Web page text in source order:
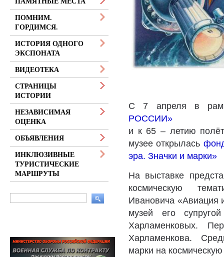
С 7 апреля в
РОССИИ»
и к 65 – летию
музее открылась
эра. Значки и марки»
На выставке
космическую
Ивановича «Авиация
музей его
Харламенковых.
Харламенкова.
марки на космическую
ПОМНИМ.
ГОРДИМСЯ.
ИСТОРИЯ ОДНОГО
ЭКСПОНАТА
ВИДЕОТЕКА
СТРАНИЦЫ
ИСТОРИИ
НЕЗАВИСИМАЯ
ОЦЕНКА
ОБЪЯВЛЕНИЯ
ИНКЛЮЗИВНЫЕ
ТУРИСТИЧЕСКИЕ
МАРШРУТЫ